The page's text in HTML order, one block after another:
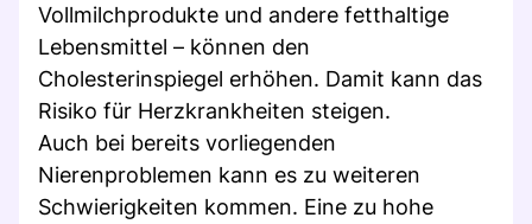
Vollmilchprodukte und andere fetthaltige
Lebensmittel – können den
Cholesterinspiegel erhöhen. Damit kann das
Risiko für Herzkrankheiten steigen.
Auch bei bereits vorliegenden
Nierenproblemen kann es zu weiteren
Schwierigkeiten kommen. Eine zu hohe